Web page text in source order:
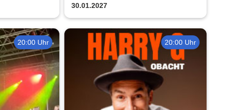
Welthits
30.01.2027
20:00 Uhr 20:00 Uhr